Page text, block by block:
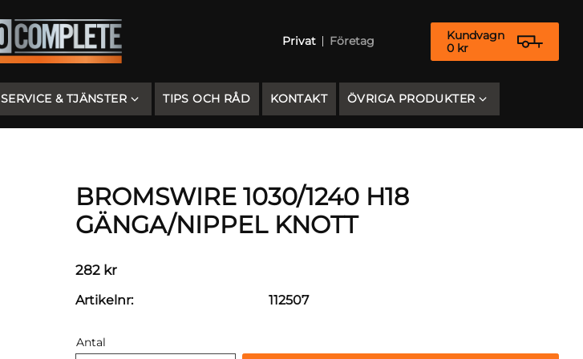
Privat Företag
Kundvagn
0 kr
SERVICE & TJÄNSTER TIPS OCH RÅD KONTAKT ÖVRIGA PRODUKTER
BROMSWIRE 1030/1240 H18
GÄNGA/NIPPEL KNOTT
282kr
Antal
Artikelnr 112507